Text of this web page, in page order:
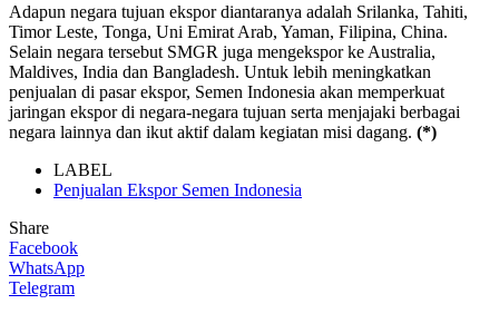
Adapun negara tujuan ekspor diantaranya adalah Srilanka, Tahiti,
Timor Leste, Tonga, Uni Emirat Arab, Yaman, Filipina, China.
Selain negara tersebut SMGR juga mengekspor ke Australia,
Maldives, India dan Bangladesh. Untuk lebih meningkatkan
penjualan di pasar ekspor, Semen Indonesia akan memperkuat
jaringan ekspor di negara-negara tujuan serta menjajaki berbagai
negara lainnya dan ikut aktif dalam kegiatan misi dagang. (*)
LABEL
Penjualan Ekspor Semen Indonesia
Share
Facebook
WhatsApp
Telegram